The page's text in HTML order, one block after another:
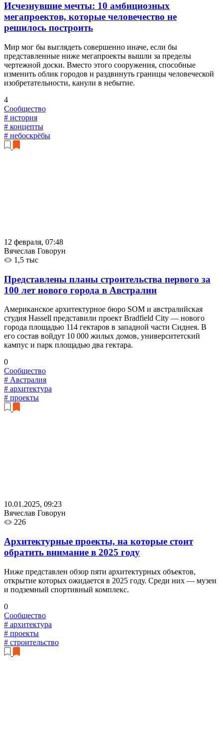
Исчезнувшие мечты: 10 амбициозных
мегапроектов, которые человечество не
решилось построить
Мир мог бы выглядеть совершенно иначе, если бы
представленные ниже мегапроекты вышли за пределы
чертежной доски. Вместо этого сооружения, способные
изменить облик городов и раздвинуть границы человеческой
изобретательности, канули в небытие.
4
Сообщество
# история
# концепты
# небоскрёбы
12 февраля, 07:48
Вячеслав Говорун
1,5 тыс
Представлены планы строительства первого за
100 лет нового города в Австралии
Американское архитектурное бюро SOM и австралийская
студия Hassell представили проект Bradfield City — нового
города площадью 114 гектаров в западной части Сиднея. В
его состав войдут 10 000 жилых домов, университетский
кампус и парк площадью два гектара.
0
Сообщество
# Австралия
# архитектура
# проекты
10.01.2025, 09:23
Вячеслав Говорун
226
Архитектурные проекты, на которые стоит
обратить внимание в 2025 году
Ниже представлен обзор пяти архитектурных объектов,
открытие которых ожидается в 2025 году. Среди них — музеи
и подземный спортивный комплекс.
0
Сообщество
# архитектура
# проекты
# строительство